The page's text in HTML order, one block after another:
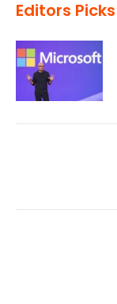
Editors Picks